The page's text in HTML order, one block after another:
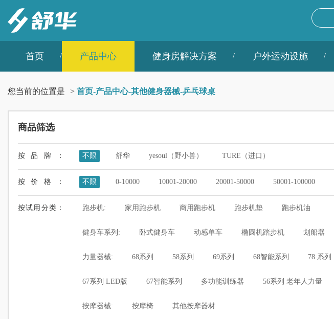
首页 产品中心 健身房解决方案 户外运动设施
您当前的位置是 > 首页-产品中心-其他健身器械-乒乓球桌
商品筛选
按品牌： 不限 舒华 yesoul（野小兽） TURE（进口）
按价格： 不限 0-10000 10001-20000 20001-50000 50001-100000
按试用分类： 跑步机: 家用跑步机 商用跑步机 跑步机垫 跑步机油
健身车系列: 卧式健身车 动感单车 椭圆机踏步机 划船器
力量器械: 68系列 58系列 69系列 68智能系列 78 系列
67系列 LED版 67智能系列 多功能训练器 56系列 老年人力量
按摩器械: 按摩椅 其他按摩器材